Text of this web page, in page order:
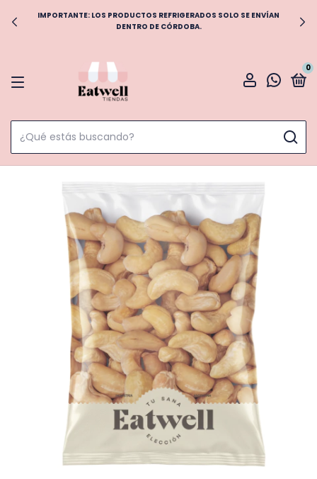
IMPORTANTE: LOS PRODUCTOS REFRIGERADOS SOLO SE ENVÍAN
DENTRO DE CÓRDOBA.
0